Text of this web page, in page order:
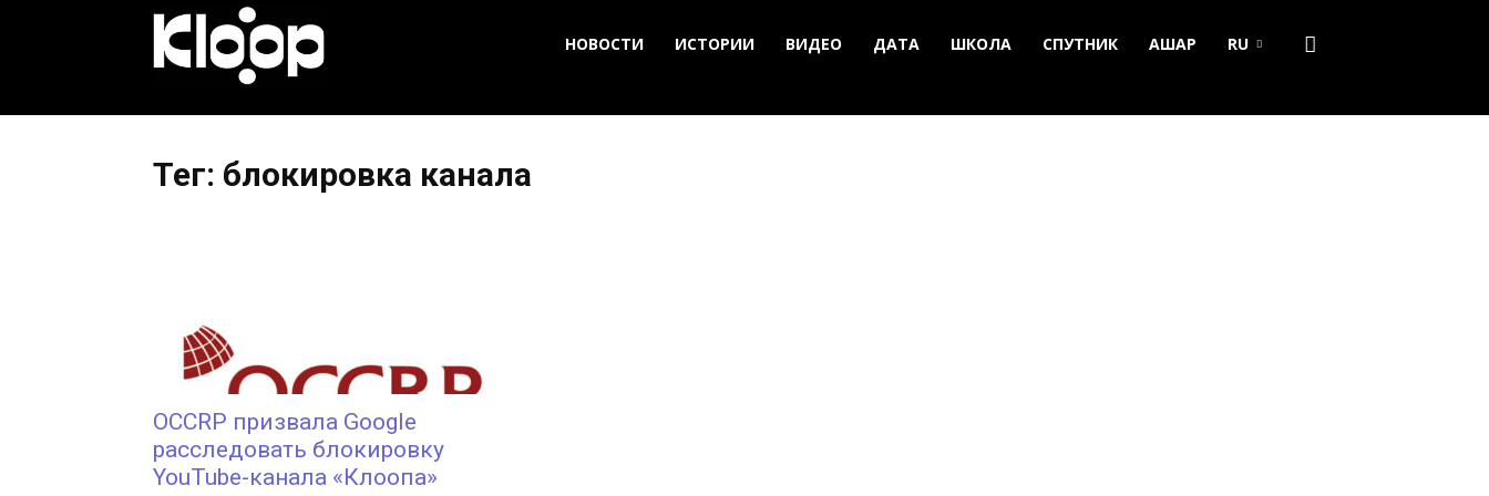
НОВОСТИ ИСТОРИИ ВИДЕО ДАТА ШКОЛА СПУТНИК АШАР RU
Тег: блокировка канала
OCCRP призвала Google
расследовать блокировку
YouTube-канала «Клоопа»